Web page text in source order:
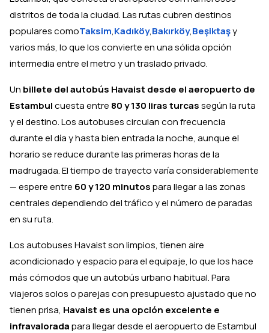
distritos de toda la ciudad. Las rutas cubren destinos
populares comoTaksim,Kadıköy,Bakırköy,Beşiktaşy
varios más, lo que los convierte en una sólida opción
intermedia entre el metro y un traslado privado.
Un billete del autobús Havaist desde el aeropuerto de
Estambulcuesta entre 80 y 130 liras turcassegún la ruta
y el destino. Los autobuses circulan con frecuencia
durante el día y hasta bien entrada la noche, aunque el
horario se reduce durante las primeras horas de la
madrugada. El tiempo de trayecto varía considerablemente
— espere entre 60 y 120 minutospara llegar a las zonas
centrales dependiendo del tráfico y el número de paradas
en su ruta.
Los autobuses Havaist son limpios, tienen aire
acondicionado y espacio para el equipaje, lo que los hace
más cómodos que un autobús urbano habitual. Para
viajeros solos o parejas con presupuesto ajustado que no
tienen prisa, Havaist es una opción excelente e
infravaloradapara llegar desde el aeropuerto de Estambul